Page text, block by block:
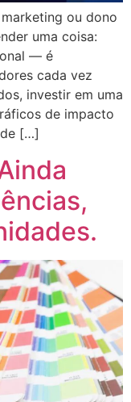
ou dono
uma coisa:
— é
cada vez
investir em uma
de impacto
[…]